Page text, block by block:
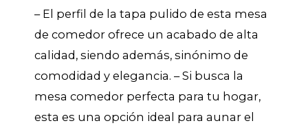
– El perfil de la tapa pulido de esta mesa
de comedor ofrece un acabado de alta
calidad, siendo además, sinónimo de
comodidad y elegancia. – Si busca la
mesa comedor perfecta para tu hogar,
esta es una opción ideal para aunar el